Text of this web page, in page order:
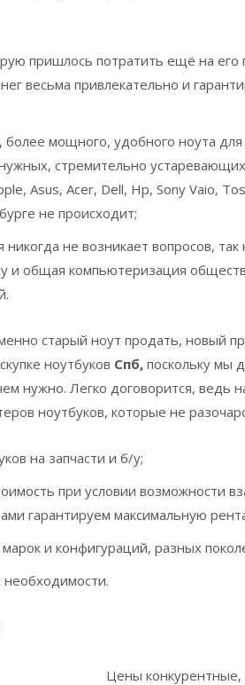
пришлось потратить ещё на
весьма привлекательно и
более мощного, удобного ноута
стремительно
Asus, Acer, Dell, Hp, Sony Vaio,
не происходит;
не возникает вопросов, так
и общая компьютеризация
старый ноут продать, новый
ноутбуков Спб, поскольку мы
нужно. Легко договорится, ведь
ноутбуков, которые не
на запчасти и б/у;
при условии возможности
гарантируем максимальную
и конфигураций, разных
Цены конкурентные,